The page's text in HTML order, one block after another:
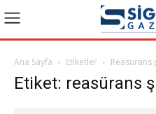
Ana Sayfa Etiketler Reasürans
Etiket: reasürans